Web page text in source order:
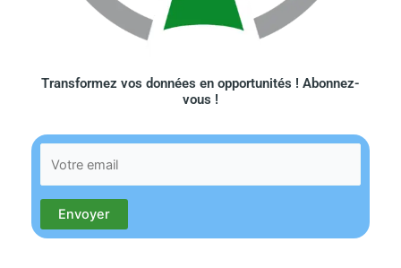
Transformez vos données en opportunités ! Abonnez-
vous !​